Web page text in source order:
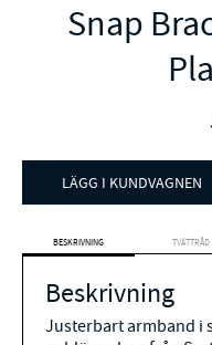
Snap
LÄGG I KUNDVAGNEN
BESKRIVNING TVÄTTRÅD
Beskrivning
Justerbart armband i